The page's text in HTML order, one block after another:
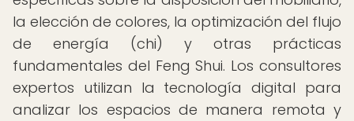
la elección de colores, la optimización del flujo
de energía (chi) y otras prácticas
fundamentales del Feng Shui. Los consultores
expertos utilizan la tecnología digital para
analizar los espacios de manera remota y